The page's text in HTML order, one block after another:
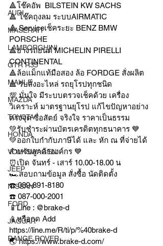
AUDI
MASERATI
LAMBORGHINI
GTR R35
MAHLE
MAZDA
TOYOTA
HONDA
VOLKSWAGEN
JEEP
NISSAN
FORD
JAGUAR
RANGE ROVER
🔺โช๊คอัพ  BILSTEIN KW SACHS
🔺 โช๊คถุงลม ระบบAIRMATIC
🔺 Serviceเช็คระยะ BENZ BMW
PORSCHE
🔺ยางรถยนต์ MICHELIN PIRELLI
CONTINENTAL
🔺ล้อแม็กแท้มือสอง ล้อ FORDGE สั่งผลิต
🔺 รับสั่งอะไหล่ รถยุโรปทุกชนิด
💯 มั่นใจ มีระบบตรวจเช็คด้วย เครื่อง
วิเคราะห์ มาตรฐานยุโรป แก้ไขปัญหาอย่าง
ตรงจุด ซื่อสัตย์ จริงใจ ราคาเป็นธรรม
💚รับชำระผ่านบัตรเครดิตทุกธนาคาร 💙
💚ออกใบกำกับภาษีได้ และ หัก ณ ที่จ่ายได้
สำหรับลูกค้าองค์กร 💙
⏰เปิด จันทร์ - เสาร์ 10.00-18.00 น
🏎สอบถามข้อมูล สั่งซื้อ นัดติดตั้ง
☎️ 089-891-8180
☎️ 087-000-2001
📱Line : @brake-d
📱หรือกด Add
https://line.me/R/ti/p/%40brake-d
🌏 https://www.brake-d.com/